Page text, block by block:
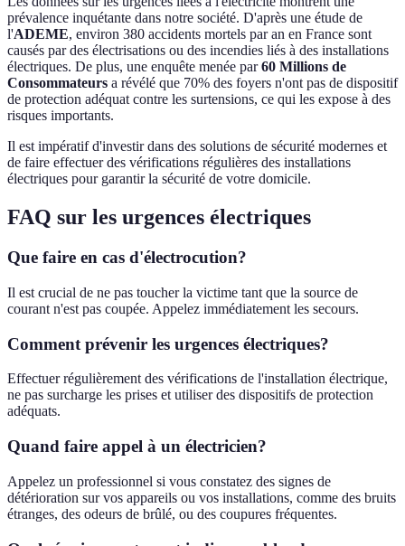
prévalence inquétante dans notre société. D'après une étude de
l'ADEME, environ 380 accidents mortels par an en France sont
causés par des électrisations ou des incendies liés à des installations
électriques. De plus, une enquête menée par60 Millions de
Consommateurs a révélé que 70% des foyers n'ont pas de dispositif
de protection adéquat contre les surtensions, ce qui les expose à des
risques importants.
Il est impératif d'investir dans des solutions de sécurité modernes et
de faire effectuer des vérifications régulières des installations
électriques pour garantir la sécurité de votre domicile.
FAQ sur les urgences électriques
Que faire en cas d'électrocution?
Il est crucial de ne pas toucher la victime tant que la source de
courant n'est pas coupée. Appelez immédiatement les secours.
Comment prévenir les urgences électriques?
Effectuer régulièrement des vérifications de l'installation électrique,
ne pas surcharge les prises et utiliser des dispositifs de protection
adéquats.
Quand faire appel à un électricien?
Appelez un professionnel si vous constatez des signes de
détérioration sur vos appareils ou vos installations, comme des bruits
étranges, des odeurs de brûlé, ou des coupures fréquentes.